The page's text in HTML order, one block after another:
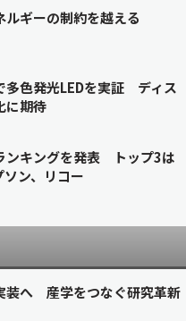
ルギーの制約を越える
多色発光LEDを実証 ディス
に期待
ンキングを発表 トップ3は
ン、リコー
装へ 産学をつなぐ研究革新